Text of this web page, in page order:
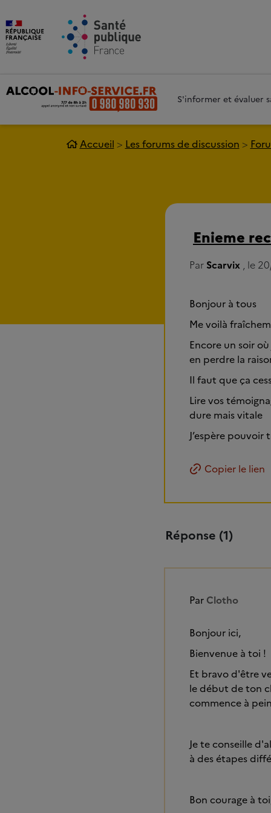
S'informer et évaluer
Accueil Les forums de discussion
Enieme
Par Scarvix , le
Bonjour à tous
Me voilà
Encore un soir
en perdre la
Il faut que ça
Lire vos
dure mais vitale
J’espère
Copier le lien
Réponse (1)
Par Clotho
Bonjour ici,
Bienvenue à toi !
Et bravo d'être
le début de ton
commence à
Je te conseille
à des étapes
Bon courage à